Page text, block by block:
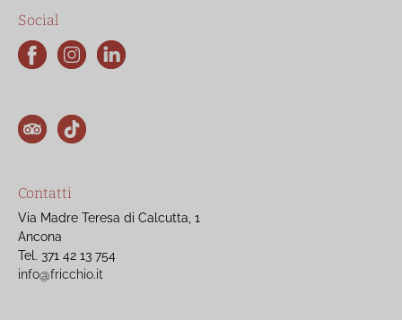
Social
Contatti
Via Madre Teresa di Calcutta, 1
Ancona
Tel. 371 42 13 754
info@fricchio.it